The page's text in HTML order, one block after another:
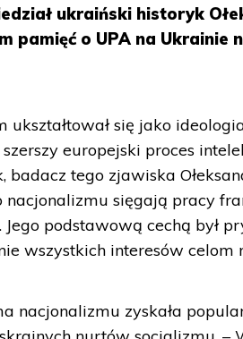
ukraiński historyk
pamięć o UPA na Ukrainie
się jako
europejski proces
tego zjawiska
nacjonalizmu sięgają pracy
Jego podstawową cechą był
wszystkich interesów celom
nacjonalizmu zyskała